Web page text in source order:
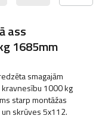
ass
1685mm
smagajām
1000 kg
starp montāžas
skrūves 5x112.